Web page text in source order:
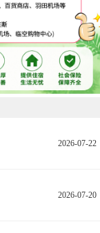
2026-07-22
2026-07-20